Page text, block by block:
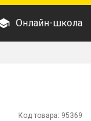
Онлайн-школа
Код товара: 95369